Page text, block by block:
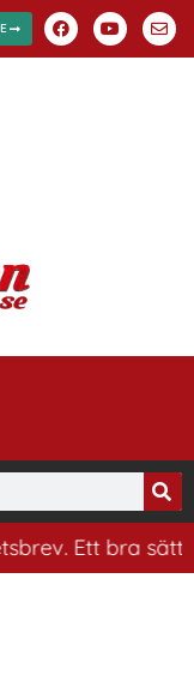
bra sätt att ha